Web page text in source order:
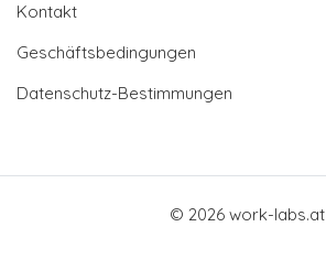
Kontakt
Geschäftsbedingungen
Datenschutz-Bestimmungen
© 2026 work-labs.at